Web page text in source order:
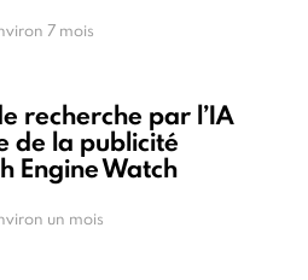
7 mois
recherche par l’IA
de la publicité
Engine Watch
un mois